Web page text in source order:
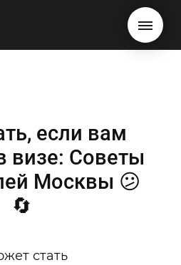
если вам
визе: Советы
Москвы 😕
🔄
стать